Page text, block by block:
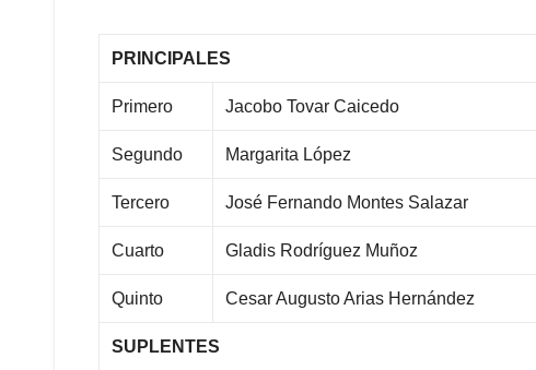
PRINCIPALES
Primero Jacobo Tovar Caicedo
Segundo Margarita López
Tercero José Fernando Montes Salazar
Cuarto Gladis Rodríguez Muñoz
Quinto Cesar Augusto Arias Hernández
SUPLENTES